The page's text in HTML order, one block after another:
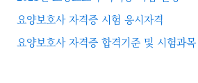
요양보호사 자격증 시험 응시자격
요양보호사 자격증 합격기준 및 시험과목